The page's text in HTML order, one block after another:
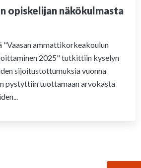
opiskelijan näkökulmasta
"Vaasan ammattikorkeakoulun
2025" tutkittiin kyselyn
sijoitustottumuksia vuonna
pystyttiin tuottamaan arvokasta